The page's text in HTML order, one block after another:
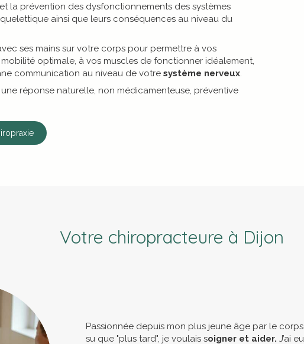
la prévention des dysfonctionnements des systèmes
ainsi que leurs conséquences au niveau du
ses mains sur votre corps pour permettre à vos
mobilité optimale, à vos muscles de fonctionner idéalement,
communication au niveau de votre système nerveux.
réponse naturelle, non médicamenteuse, préventive
Votre chiropracteure à Dijon
Passionnée depuis mon plus jeune âge par le
su que "plus tard", je voulais soigner et aider. J’ai